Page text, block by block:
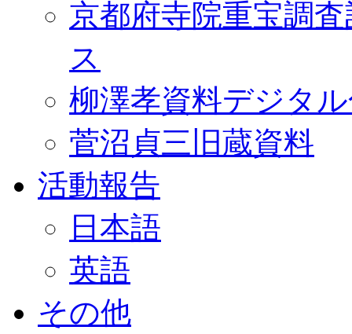
京都府寺院重宝調
ス
柳澤孝資料デジタ
菅沼貞三旧蔵資料
活動報告
日本語
英語
その他